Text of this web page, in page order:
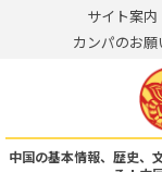
ン
サイト案内
カンパのお願
中国の基本情報、歴史、